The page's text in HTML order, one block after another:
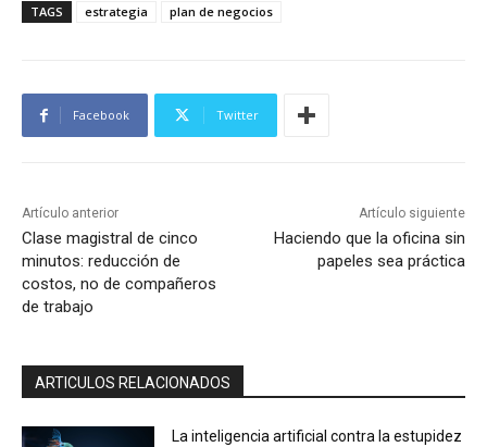
TAGS estrategia plan de negocios
Facebook Twitter
Artículo anterior
Clase magistral de cinco
minutos: reducción de
costos, no de compañeros
de trabajo
Artículo siguiente
Haciendo que la oficina sin
papeles sea práctica
ARTICULOS RELACIONADOS
La inteligencia artificial contra la estupidez